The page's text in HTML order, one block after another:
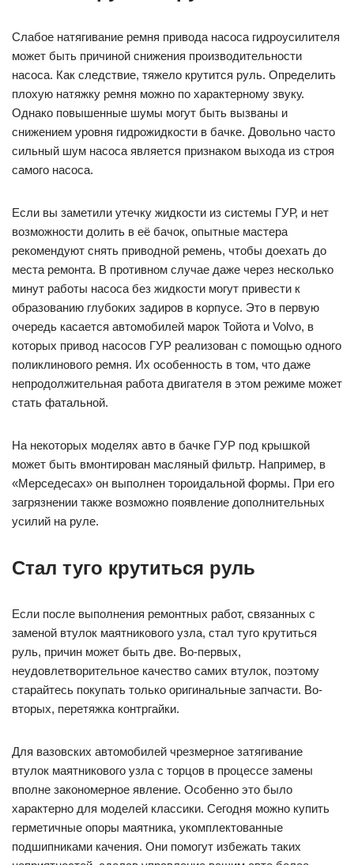
Слабое натягивание ремня привода насоса гидроусилителя
может быть причиной снижения производительности
насоса. Как следствие, тяжело крутится руль. Определить
плохую натяжку ремня можно по характерному звуку.
Однако повышенные шумы могут быть вызваны и
снижением уровня гидрожидкости в бачке. Довольно часто
сильный шум насоса является признаком выхода из строя
самого насоса.
Если вы заметили утечку жидкости из системы ГУР, и нет
возможности долить в её бачок, опытные мастера
рекомендуют снять приводной ремень, чтобы доехать до
места ремонта. В противном случае даже через несколько
минут работы насоса без жидкости могут привести к
образованию глубоких задиров в корпусе. Это в первую
очередь касается автомобилей марок Тойота и Volvo, в
которых привод насосов ГУР реализован с помощью одного
поликлинового ремня. Их особенность в том, что даже
непродолжительная работа двигателя в этом режиме может
стать фатальной.
На некоторых моделях авто в бачке ГУР под крышкой
может быть вмонтирован масляный фильтр. Например, в
«Мерседесах» он выполнен тороидальной формы. При его
загрязнении также возможно появление дополнительных
усилий на руле.
Стал туго крутиться руль
Если после выполнения ремонтных работ, связанных с
заменой втулок маятникового узла, стал туго крутиться
руль, причин может быть две. Во-первых,
неудовлетворительное качество самих втулок, поэтому
старайтесь покупать только оригинальные запчасти. Во-
вторых, перетяжка контргайки.
Для вазовских автомобилей чрезмерное затягивание
втулок маятникового узла с торцов в процессе замены
вполне закономерное явление. Особенно это было
характерно для моделей классики. Сегодня можно купить
герметичные опоры маятника, укомплектованные
подшипниками качения. Они помогут избежать таких